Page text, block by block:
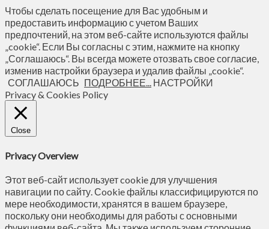
Чтобы сделать посещение для Вас удобным и
предоставить информацию с учетом Ваших
предпочтений, на этом веб-сайте используются файлы
„cookie“. Если Вы согласны с этим, нажмите на кнопку
„Соглашаюсь“. Вы всегда можете отозвать свое согласие,
изменив настройки браузера и удалив файлы „cookie“.
СОГЛАШАЮСЬ ПОДРОБНЕЕ... НАСТРОЙКИ
Privacy & Cookies Policy
Close
Privacy Overview
Этот веб-сайт использует cookie для улучшения
навигации по сайту. Сookie файлы классифицируются по
мере необходимости, хранятся в вашем браузере,
поскольку они необходимы для работы с основными